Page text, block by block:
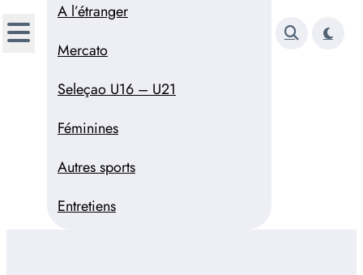
A l’étranger
Mercato
Seleçao U16 – U21
Féminines
Autres sports
Entretiens